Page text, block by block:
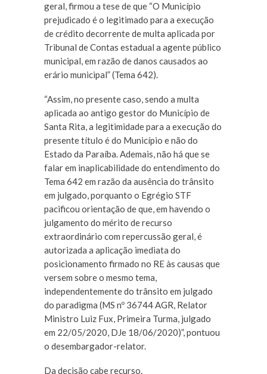
geral, firmou a tese de que “O Município
prejudicado é o legitimado para a execução
de crédito decorrente de multa aplicada por
Tribunal de Contas estadual a agente público
municipal, em razão de danos causados ao
erário municipal” (Tema 642).
“Assim, no presente caso, sendo a multa
aplicada ao antigo gestor do Município de
Santa Rita, a legitimidade para a execução do
presente título é do Município e não do
Estado da Paraíba. Ademais, não há que se
falar em inaplicabilidade do entendimento do
Tema 642 em razão da ausência do trânsito
em julgado, porquanto o Egrégio STF
pacificou orientação de que, em havendo o
julgamento do mérito de recurso
extraordinário com repercussão geral, é
autorizada a aplicação imediata do
posicionamento firmado no RE às causas que
versem sobre o mesmo tema,
independentemente do trânsito em julgado
do paradigma (MS nº 36744 AGR, Relator
Ministro Luiz Fux, Primeira Turma, julgado
em 22/05/2020, DJe 18/06/2020)”, pontuou
o desembargador-relator.
Da decisão cabe recurso.